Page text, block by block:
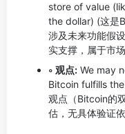
store of value
the dollar) (这是
涉及未来功能假
实支撑，属于市
◦ 观点: We may
Bitcoin fulfills
观点（Bitcoin的
估，无具体验证